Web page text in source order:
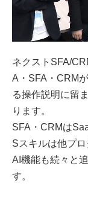
ネクストSFA/
A・SFA・CRM
る操作説明に留
ります。
SFA・CRMは
Sスキルは他プロ
AI機能も続々と
す。